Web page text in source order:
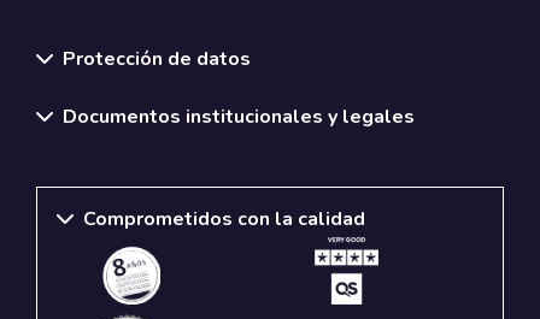
Protección de datos
Documentos institucionales y legales
Comprometidos con la calidad